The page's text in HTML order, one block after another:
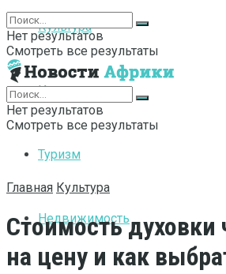
Культура
Интернет
Туризм
Недвижимость
Нет результатов
Смотреть все результаты
Нет результатов
Смотреть все результаты
Главная Культура
Стоимость духовки
на цену и как